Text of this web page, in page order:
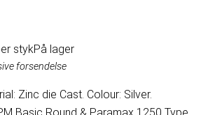
stykPå lager
forsendelse
Zinc die Cast. Colour: Silver.